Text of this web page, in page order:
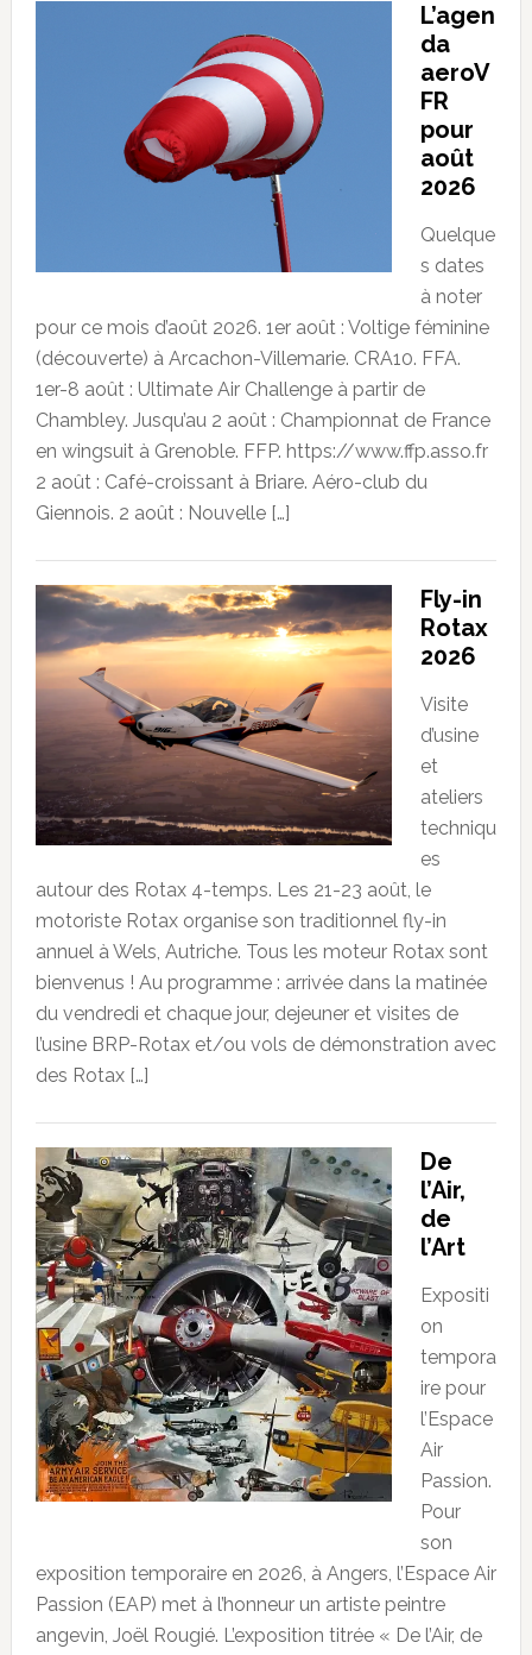
L’agen
da
aeroV
FR
pour
août
2026
Quelque
s dates
à noter
pour ce mois d’août 2026. 1er août : Voltige féminine
(découverte) à Arcachon-Villemarie. CRA10. FFA.
1er-8 août : Ultimate Air Challenge à partir de
Chambley. Jusqu’au 2 août : Championnat de France
en wingsuit à Grenoble. FFP. https://www.ffp.asso.fr
2 août : Café-croissant à Briare. Aéro-club du
Giennois. 2 août : Nouvelle […]
Fly-in
Rotax
2026
Visite
d’usine
et
ateliers
techniqu
es
autour des Rotax 4-temps. Les 21-23 août, le
motoriste Rotax organise son traditionnel fly-in
annuel à Wels, Autriche. Tous les moteur Rotax sont
bienvenus ! Au programme : arrivée dans la matinée
du vendredi et chaque jour, dejeuner et visites de
l’usine BRP-Rotax et/ou vols de démonstration avec
des Rotax […]
De
l’Air,
de
l’Art
Expositi
on
tempora
ire pour
l’Espace
Air
Passion.
Pour
son
exposition temporaire en 2026, à Angers, l’Espace Air
Passion (EAP) met à l’honneur un artiste peintre
angevin, Joël Rougié. L’exposition titrée « De l’Air, de